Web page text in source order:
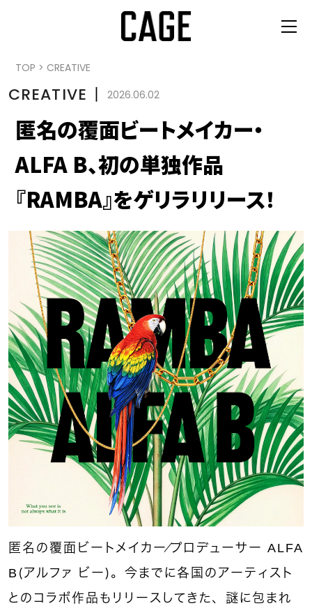
TOP > CREATIVE
CREATIVE 丨 2026.06.02
匿名の覆面ビートメイカー・
ALFA B、初の単独作品
『RAMBA』をゲリラリリース！
匿名の覆面ビートメイカー／プロデューサー ALFA
B（アルファ ビー）。今までに各国のアーティスト
とのコラボ作品もリリースしてきた、 謎に包まれ